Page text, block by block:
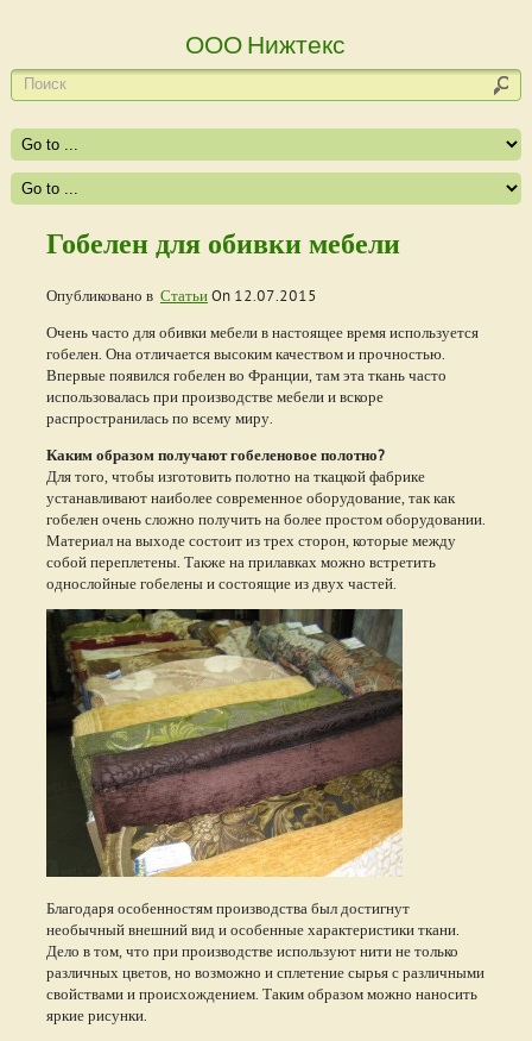
ООО Нижтекс
Гобелен для обивки мебели
Опубликовано в СтатьиOn 12.07.2015
Очень часто для обивки мебели в настоящее время используется
гобелен. Она отличается высоким качеством и прочностью.
Впервые появился гобелен во Франции, там эта ткань часто
использовалась при производстве мебели и вскоре
распространилась по всему миру.
Каким образом получают гобеленовое полотно?
Для того, чтобы изготовить полотно на ткацкой фабрике
устанавливают наиболее современное оборудование, так как
гобелен очень сложно получить на более простом оборудовании.
Материал на выходе состоит из трех сторон, которые между
собой переплетены. Также на прилавках можно встретить
однослойные гобелены и состоящие из двух частей.
Благодаря особенностям производства был достигнут
необычный внешний вид и особенные характеристики ткани.
Дело в том, что при производстве используют нити не только
различных цветов, но возможно и сплетение сырья с различными
свойствами и происхождением. Таким образом можно наносить
яркие рисунки.